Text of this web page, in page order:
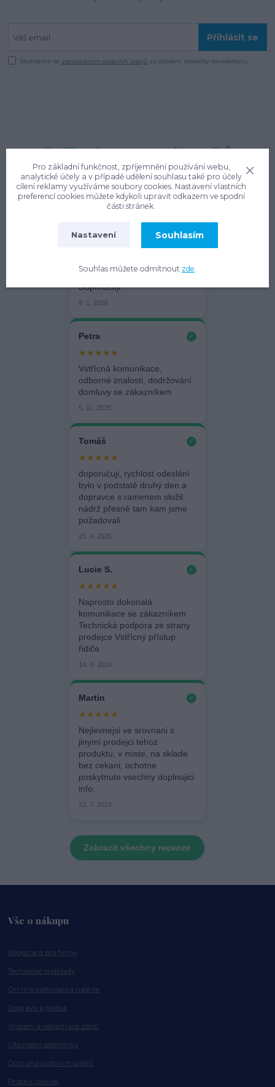
Přihlásit se
Souhlasím se zpracováním osobních údajů za účelem rozesílky newsletteru.
Ověřené recenze zákazníků
Hodnocení obchodu:100% ★★★★★(266 hodnocení)
Nádrž mě přivezli po
pozemek . Moc příjemná
domluva. Moc ochotný řidič.
Doporučuji.
9. 1. 2026
Petra ✓
★★★★★
Vstřícná komunikace,
odborné znalosti, dodržování
domluvy se zákazníkem
5. 11. 2025
Tomáš ✓
★★★★★
doporučuji, rychlost odeslání
bylo v podstatě druhý den a
dopravce s ramenem složil
nádrž přesně tam kam jsme
požadovali
25. 4. 2025
Lucie S. ✓
★★★★★
Naprosto dokonalá
komunikace se zákazníkem
Technická podpora ze strany
prodejce Vstřícný přístup
řidiče
14. 8. 2024
Martin ✓
★★★★★
Nejlevnejsi ve srovnani s
jinymi prodejci tehoz
produktu, v miste, na sklade
bez cekani, ochotne
poskytnute vsechny doplnujici
info.
23. 7. 2024
Zobrazit všechny recenze
Vše o nákupu
Registrace pro firmy
Technické podklady
On-line kalkulačka nádrže
Doprava a platba
Vrácení a reklamace zboží
Obchodní podmínky
Ochrana osobních údajů
Práce s cookies
Pro základní funkčnost, zpříjemnění používání webu,
analytické účely a v případě udělení souhlasu také pro účely
cílení reklamy využíváme soubory cookies. Nastavení vlastních
preferencí cookies můžete kdykoli upravit odkazem ve spodní
části stránek.
Nastavení Souhlasím
Souhlas můžete odmítnout zde.